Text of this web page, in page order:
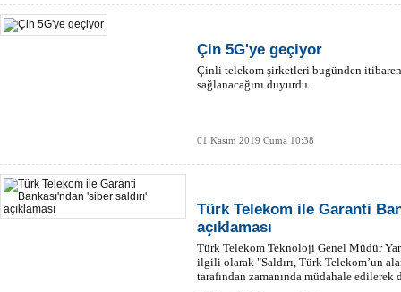
Çin 5G'ye geçiyor
Çinli telekom şirketleri bugünden
sağlanacağını duyurdu.
01 Kasım 2019 Cuma 10:38
Türk Telekom ile Garanti
açıklaması
Türk Telekom Teknoloji Genel Müdür
ilgili olarak "Saldırı, Türk Telekom’un
tarafından zamanında müdahale